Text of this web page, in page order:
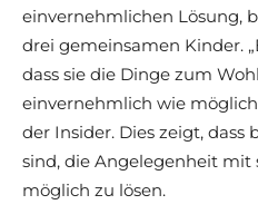
einvernehmlichen Lösung,
drei gemeinsamen Kinder.
dass sie die Dinge zum
einvernehmlich wie
der Insider. Dies zeigt,
sind, die Angelegenheit mit
möglich zu lösen.